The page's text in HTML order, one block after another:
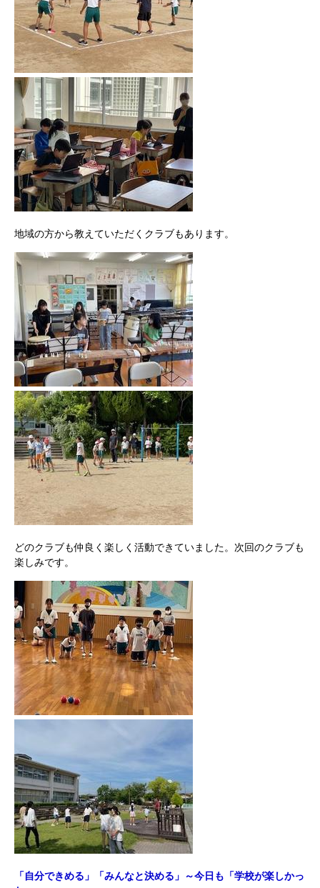
地域の方から教えていただくクラブもあります。
どのクラブも仲良く楽しく活動できていました。次回のクラブも
楽しみです。
「自分できめる」「みんなと決める」～今日も「学校が楽しかっ